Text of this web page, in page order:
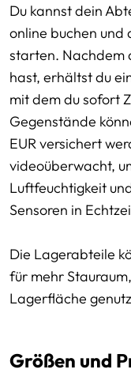
Du kannst dein
online buchen und
starten. Nachdem
hast, erhältst du
mit dem du sofort
Gegenstände
EUR versichert
videoüberwacht,
Luftfeuchtigkeit
Sensoren in
Die Lagerabteile
für mehr
Lagerfläche
Größen und